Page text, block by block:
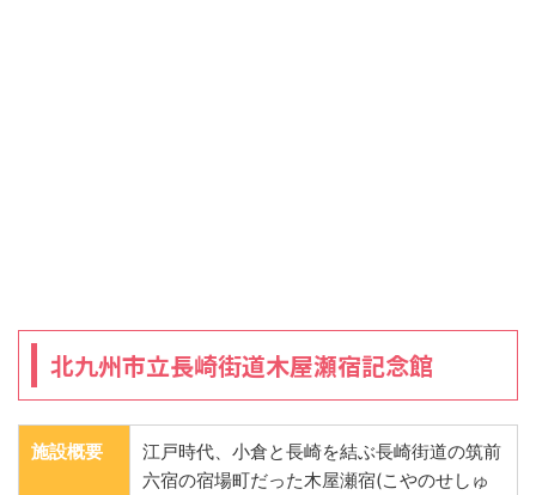
北九州市立長崎街道木屋瀬宿記念館
施設概要
江戸時代、小倉と長崎を結ぶ長崎街道の筑前
六宿の宿場町だった木屋瀬宿(こやのせしゅ